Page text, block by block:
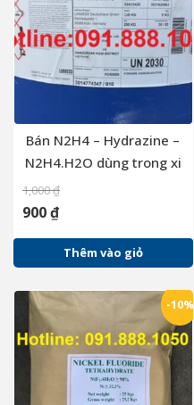
Bán N2H4 – Hydrazine –
N2H4.H2O dùng trong xi
mạ, khai khoáng ,lò hơi
1,000₫
900₫
Thêm vào giỏ
-10%